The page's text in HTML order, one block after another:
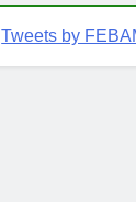
Tweets by